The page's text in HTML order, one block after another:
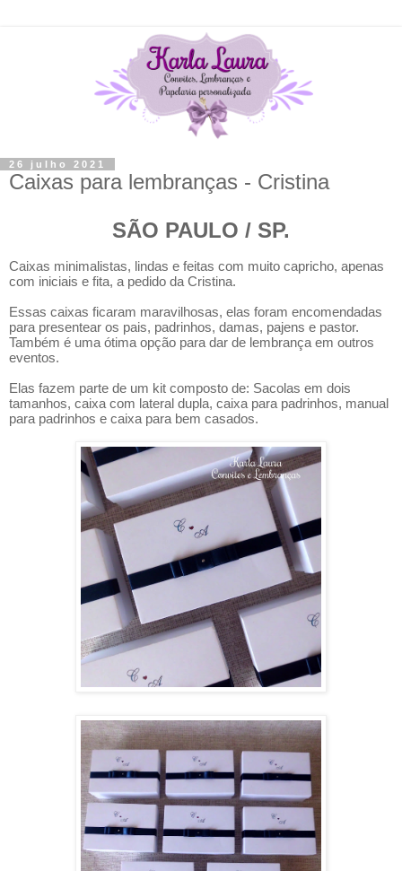
26 julho 2021
Caixas para lembranças - Cristina
SÃO PAULO / SP.
Caixas minimalistas, lindas e feitas com muito capricho, apenas
com iniciais e fita, a pedido da Cristina.
Essas caixas ficaram maravilhosas, elas foram encomendadas
para presentear os pais, padrinhos, damas, pajens e pastor.
Também é uma ótima opção para dar de lembrança em outros
eventos.
Elas fazem parte de um kit composto de: Sacolas em dois
tamanhos, caixa com lateral dupla, caixa para padrinhos, manual
para padrinhos e caixa para bem casados.